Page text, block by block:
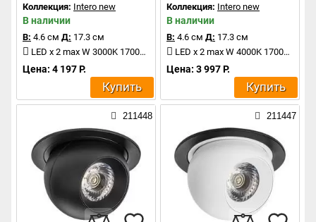
Коллекция: Intero new
В наличии
В: 4.6 см Д: 17.3 см
LED x 2 max W 3000K 1700Lm
Цена: 4 197 Р.
Купить
Коллекция: Intero new
В наличии
В: 4.6 см Д: 17.3 см
LED x 2 max W 4000K 1700Lm
Цена: 3 997 Р.
Купить
211448 211447